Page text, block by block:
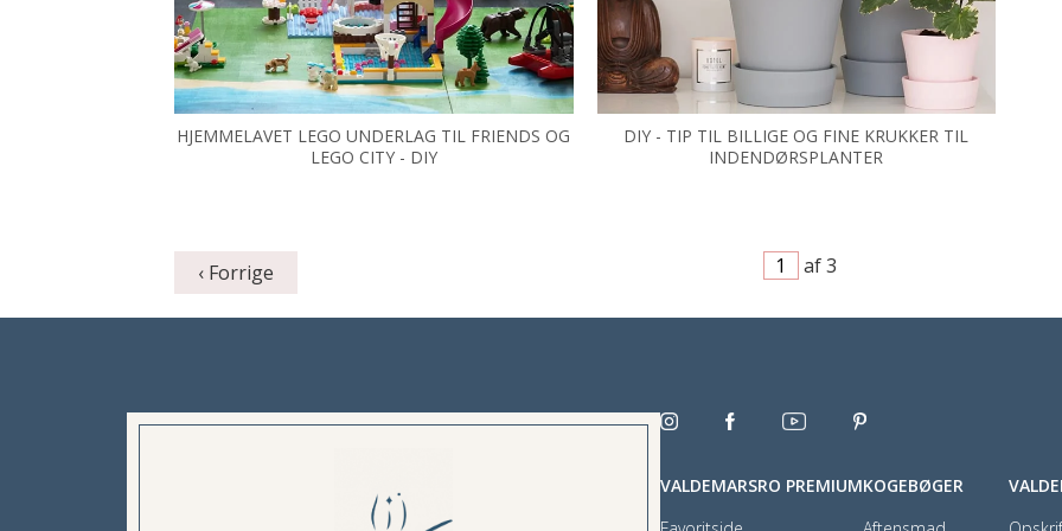
HJEMMELAVET LEGO UNDERLAG TIL FRIENDS OG
LEGO CITY - DIY
DIY - TIP TIL BILLIGE OG FINE KRUKKER TIL
INDENDØRSPLANTER
‹ Forrige af 3
VALDEMARSRO PREMIUMKOGEBØGER